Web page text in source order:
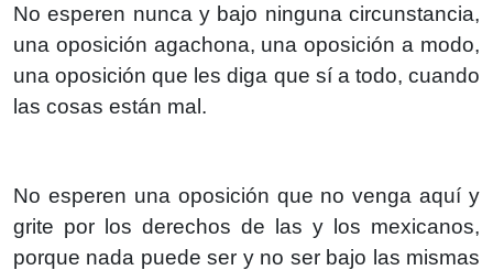
No esperen nunca y bajo ninguna circunstancia,
una oposición agachona, una oposición a modo,
una oposición que les diga que sí a todo, cuando
las cosas están mal.
No esperen una oposición que no venga aquí y
grite por los derechos de las y los mexicanos,
porque nada puede ser y no ser bajo las mismas